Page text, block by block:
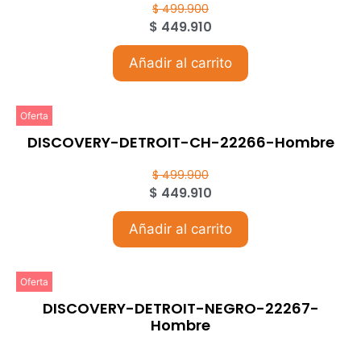
$499.900
$ 449.910
Añadir al carrito
Oferta
DISCOVERY-DETROIT-CH-22266-Hombre
$499.900
$ 449.910
Añadir al carrito
Oferta
DISCOVERY-DETROIT-NEGRO-22267-
Hombre